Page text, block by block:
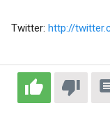
Twitter: http://